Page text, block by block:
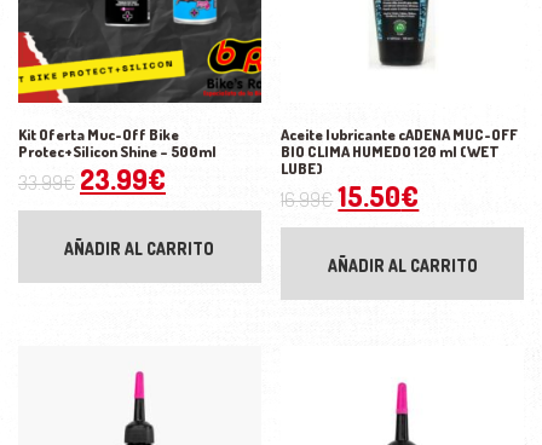
Kit Oferta Muc-Off Bike
Protec+Silicon Shine – 500ml
33.99€ El precio original era: 33.99€.
23.99€ El precio actual es: 23.99€.
AÑADIR AL CARRITO
Aceite lubricante cADENA MUC-OFF
BIO CLIMA HUMEDO 120 ml (WET
LUBE)
16.99€ El precio original
15.50€
AÑADIR AL CARRITO